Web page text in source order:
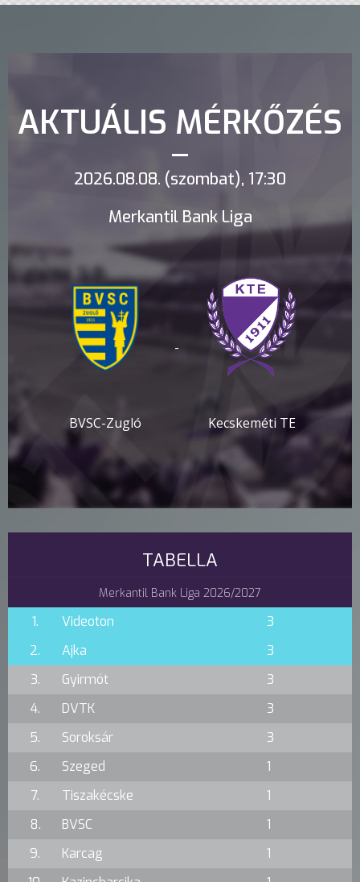
AKTUÁLIS MÉRKŐZÉS
2026.08.08. (szombat), 17:30
Merkantil Bank Liga
BVSC-Zugló
-
Kecskeméti TE
TABELLA
Merkantil Bank Liga 2026/2027
1. Videoton
3
2.
Ajka
3
3.
Gyirmót
3
4.
DVTK
3
5.
Soroksár
3
6.
Szeged
1
7.
Tiszakécske
1
8.
BVSC
1
9.
Karcag
1